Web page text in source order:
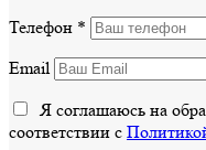
Телефон *
Email
Я соглашаюсь на
соответствии с